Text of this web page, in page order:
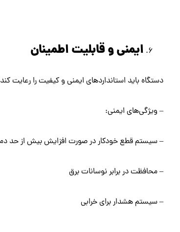
ایمنی و قابلیت اطمینان
دستگاه باید استانداردهای ایمنی و کیفیت را رعایت
– ویژگی‌های ایمنی:
– سیستم قطع خودکار در صورت افزایش بیش از حد
– محافظت در برابر نوسانات برق
– سیستم هشدار برای خرابی